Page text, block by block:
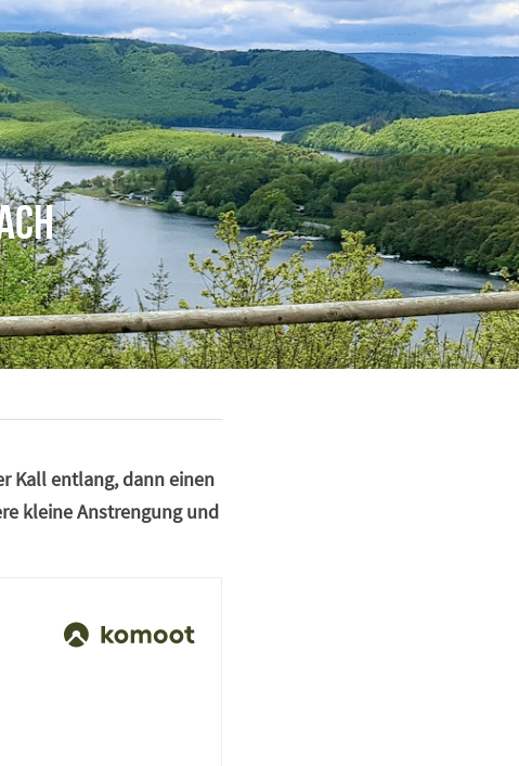
Kall entlang, dann einen
kleine Anstrengung und